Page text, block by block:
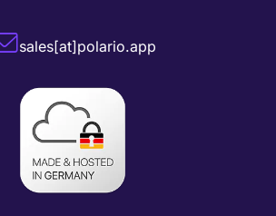
sales[at]polario.app